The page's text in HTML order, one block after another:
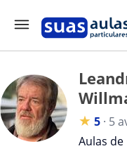
★ 5 · 5
Aulas